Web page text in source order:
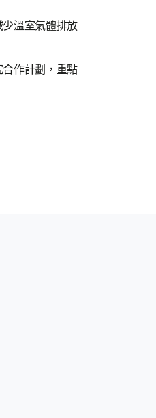
溫室氣體排放
作計劃，重點